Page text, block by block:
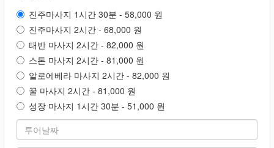
진주마사지 1시간 30분 - 58,000 원
진주마사지 2시간 - 68,000 원
태반 마사지 2시간 - 82,000 원
스톤 마사지 2시간 - 81,000 원
알로에베라 마사지 2시간 - 82,000 원
꿀 마사지 2시간 - 81,000 원
성장 마사지 1시간 30분 - 51,000 원